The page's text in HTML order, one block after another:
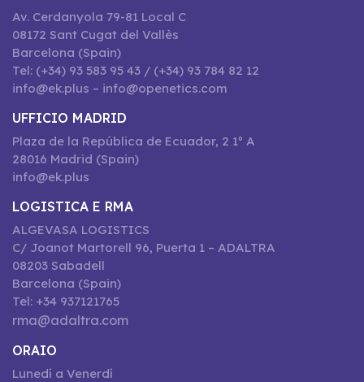
Av. Cerdanyola 79-81 Local C
08172 Sant Cugat del Vallès
Barcelona (Spain)
Tel: (+34) 93 583 95 43 / (+34) 93 784 82 12
info@ek.plus – info@openetics.com
UFFICIO MADRID
Plaza de la República de Ecuador, 2 1º A
28016 Madrid (Spain)
info@ek.plus
LOGISTICA E RMA
ALGEVASA LOGISTICS
C/ Joanot Martorell 96, Puerta 1 – ADALTRA
08203 Sabadell
Barcelona (Spain)
Tel: +34 937121765
rma@adaltra.com
ORAIO
Lunedí a Venerdí